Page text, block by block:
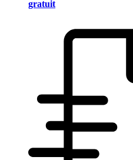
gratuit